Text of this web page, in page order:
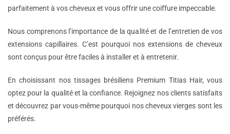
parfaitement à vos cheveux et vous offrir une coiffure impeccable.
Nous comprenons l’importance de la qualité et de l’entretien de vos
extensions capillaires. C’est pourquoi nos extensions de cheveux
sont conçus pour être faciles à installer et à entretenir.
En choisissant nos tissages brésiliens Premium Titias Hair, vous
optez pour la qualité et la confiance. Rejoignez nos clients satisfaits
et découvrez par vous-même pourquoi nos cheveux vierges sont les
préférés.